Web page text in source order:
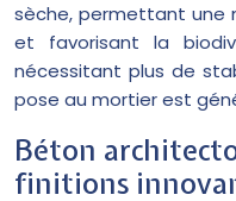
sèche, permettant une
et favorisant la
nécessitant plus de
pose au mortier est
Béton
finitions